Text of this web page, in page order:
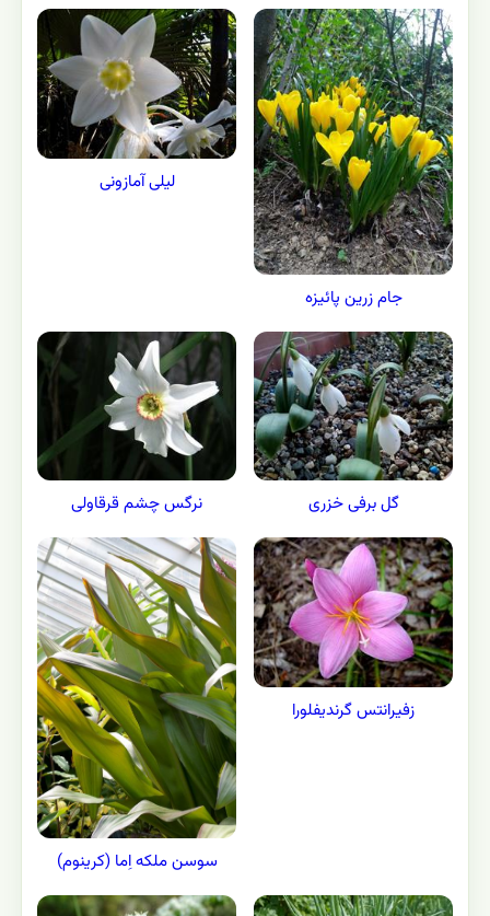
جام زرین پائیزه
لیلی آمازونی
گل برفی خزری نرگس چشم قرقاولی
زفیرانتس گرندیفلورا
سوسن ملکه اِما (کرینوم)